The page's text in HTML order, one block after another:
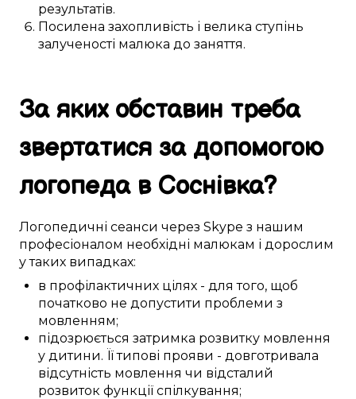
результатів.
Посилена захопливість і велика ступінь
залученості малюка до заняття.
За яких обставин треба
звертатися за допомогою
логопеда в Соснівка?
Логопедичні сеанси через Skype з нашим
професіоналом необхідні малюкам і дорослим
утаких випадках:
в профілактичних цілях - для того, щоб
початково не допустити проблеми з
мовленням;
підозрюється затримка розвитку мовлення
у дитини. Їїтипові прояви - довготривала
відсутність мовлення чи відсталий
розвиток функції спілкування;